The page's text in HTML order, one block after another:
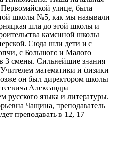
улице, была
школы №5, как мы называли
шла до этой школы и
каменной школы
Сюда шли дети и с
с Большого и Малого
3 смены. Сильнейшие знания
математики и физики
он был директором школы
Александра
русского языка и литературы.
Чащина, преподаватель
преподавать в 12, 17